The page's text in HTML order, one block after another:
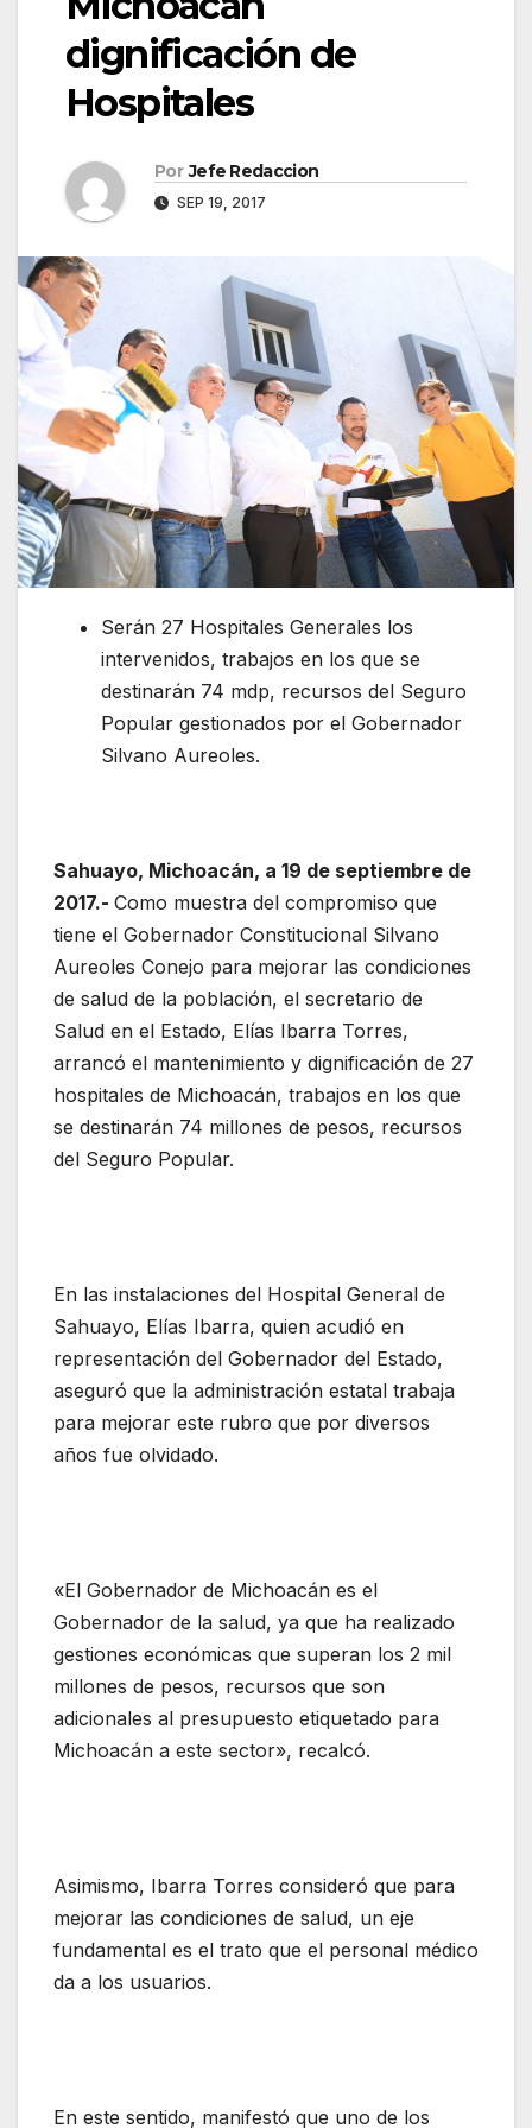
dignificación de
Hospitales
Por Jefe Redaccion
SEP 19, 2017
Serán 27 Hospitales Generales los
intervenidos, trabajos en los que se
destinarán 74 mdp, recursos del Seguro
Popular gestionados por el Gobernador
Silvano Aureoles.
Sahuayo, Michoacán, a 19 de septiembre de
2017.- Como muestra del compromiso que
tiene el Gobernador Constitucional Silvano
Aureoles Conejo para mejorar las condiciones
de salud de la población, el secretario de
Salud en el Estado, Elías Ibarra Torres,
arrancó el mantenimiento y dignificación de 27
hospitales de Michoacán, trabajos en los que
se destinarán 74 millones de pesos, recursos
del Seguro Popular.
En las instalaciones del Hospital General de
Sahuayo, Elías Ibarra, quien acudió en
representación del Gobernador del Estado,
aseguró que la administración estatal trabaja
para mejorar este rubro que por diversos
años fue olvidado.
«El Gobernador de Michoacán es el
Gobernador de la salud, ya que ha realizado
gestiones económicas que superan los 2 mil
millones de pesos, recursos que son
adicionales al presupuesto etiquetado para
Michoacán a este sector», recalcó.
Asimismo, Ibarra Torres consideró que para
mejorar las condiciones de salud, un eje
fundamental es el trato que el personal médico
da a los usuarios.
En este sentido, manifestó que uno de los